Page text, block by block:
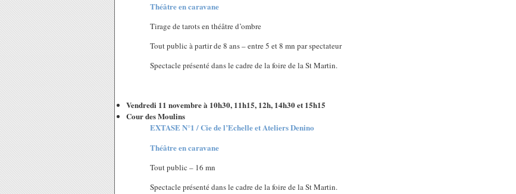
Théâtre en caravane
Tirage de tarots en théâtre d’ombre
Tout public à partir de 8 ans – entre 5 et 8 mn par spectateur
Spectacle présenté dans le cadre de la foire de la St Martin.
Vendredi 11 novembre à 10h30, 11h15, 12h, 14h30 et 15h15
Cour des Moulins
EXTASE N°1 / Cie de l’Echelle et Ateliers Denino
Théâtre en caravane
Tout public – 16 mn
Spectacle présenté dans le cadre de la foire de la St Martin.